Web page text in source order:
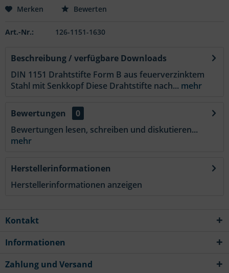
Merken Bewerten
Art.-Nr.: 126-1151-1630
Beschreibung / verfügbare Downloads
DIN 1151 Drahtstifte Form B aus feuerverzinktem
Stahl mit Senkkopf Diese Drahtstifte nach... mehr
Bewertungen
0
Bewertungen lesen, schreiben und diskutieren...
mehr
Herstellerinformationen
Herstellerinformationen anzeigen
Kontakt
Informationen
Zahlung und Versand